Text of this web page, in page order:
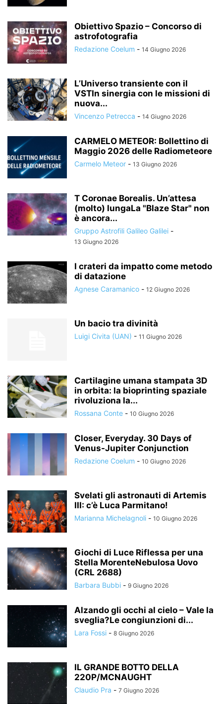
Obiettivo Spazio – Concorso di
astrofotografia
Redazione Coelum - 14 Giugno 2026
L’Universo transiente con il
VSTIn sinergia con le missioni di
nuova...
Vincenzo Petrecca - 14 Giugno 2026
CARMELO METEOR: Bollettino di
Maggio 2026 delle Radiometeore
Carmelo Meteor - 13 Giugno 2026
T Coronae Borealis. Un’attesa
(molto) lungaLa "Blaze Star" non
è ancora...
Gruppo Astrofili Galileo Galilei -
13 Giugno 2026
I crateri da impatto come metodo
di datazione
Agnese Caramanico - 12 Giugno 2026
Un bacio tra divinità
Luigi Civita (UAN) - 11 Giugno 2026
Cartilagine umana stampata 3D
in orbita: la bioprinting spaziale
rivoluziona la...
Rossana Conte - 10 Giugno 2026
Closer, Everyday. 30 Days of
Venus-Jupiter Conjunction
Redazione Coelum - 10 Giugno 2026
Svelati gli astronauti di Artemis
III: c’è Luca Parmitano!
Marianna Michelagnoli - 10 Giugno 2026
Giochi di Luce Riflessa per una
Stella MorenteNebulosa Uovo
(CRL 2688)
Barbara Bubbi - 9 Giugno 2026
Alzando gli occhi al cielo – Vale la
sveglia?Le congiunzioni di...
Lara Fossi - 8 Giugno 2026
IL GRANDE BOTTO DELLA
220P/MCNAUGHT
Claudio Pra - 7 Giugno 2026